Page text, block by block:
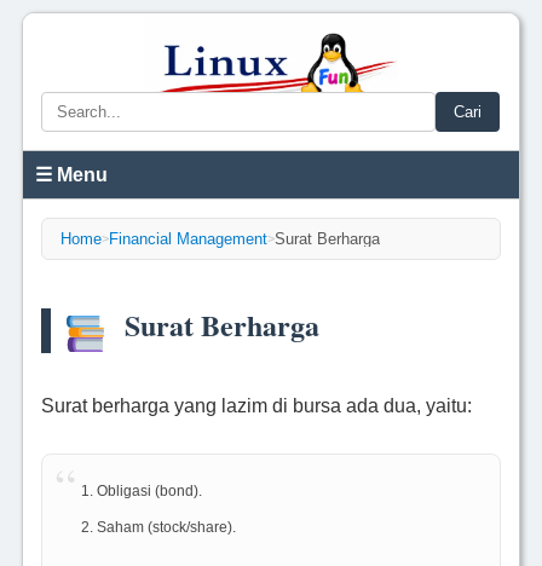
Cari
☰ Menu
Home>Financial Management>Surat Berharga
Surat Berharga
Surat berharga yang lazim di bursa ada dua, yaitu:
Obligasi (bond).
Saham (stock/share).